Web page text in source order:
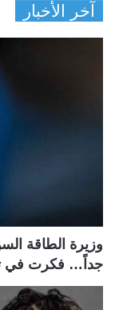
آخر الأخبار
وزيرة الطاقة
جداً… فكرت في